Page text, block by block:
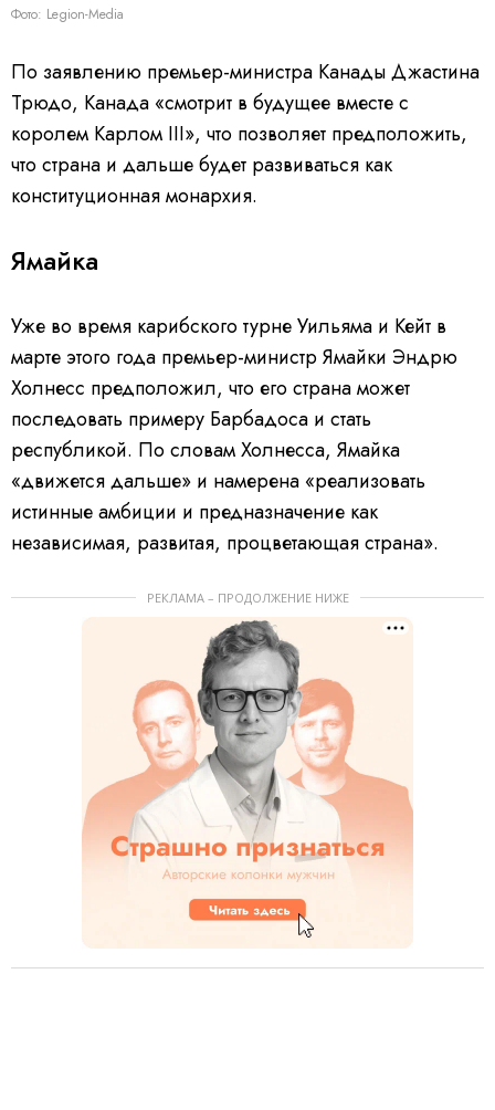
Фото: Legion-Media
По заявлению премьер-министра Канады Джастина
Трюдо, Канада «смотрит в будущее вместе с
королем Карлом III», что позволяет предположить,
что страна и дальше будет развиваться как
конституционная монархия.
Ямайка
Уже во время карибского турне Уильяма и Кейт в
марте этого года премьер-министр Ямайки Эндрю
Холнесс предположил, что его страна может
последовать примеру Барбадоса и стать
республикой. По словам Холнесса, Ямайка
«движется дальше» и намерена «реализовать
истинные амбиции и предназначение как
независимая, развитая, процветающая страна».
РЕКЛАМА – ПРОДОЛЖЕНИЕ НИЖЕ